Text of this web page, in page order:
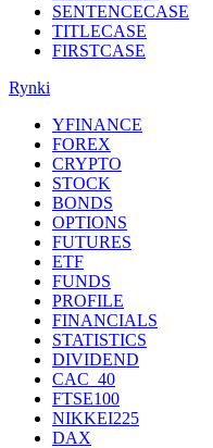
SENTENCECASE
TITLECASE
FIRSTCASE
Rynki
YFINANCE
FOREX
CRYPTO
STOCK
BONDS
OPTIONS
FUTURES
ETF
FUNDS
PROFILE
FINANCIALS
STATISTICS
DIVIDEND
CAC_40
FTSE100
NIKKEI225
DAX